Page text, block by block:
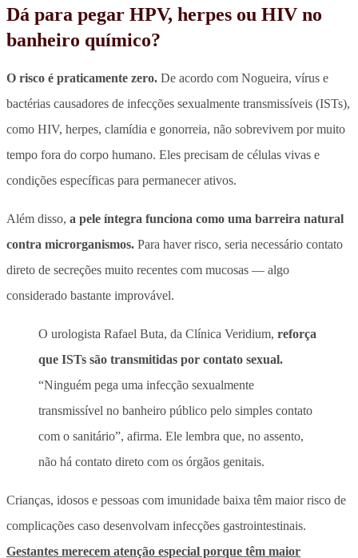
Dá para pegar HPV, herpes ou HIV no
banheiro químico?
O risco é praticamente zero. De acordo com Nogueira, vírus e
bactérias causadores de infecções sexualmente transmissíveis (ISTs),
como HIV, herpes, clamídia e gonorreia, não sobrevivem por muito
tempo fora do corpo humano. Eles precisam de células vivas e
condições específicas para permanecer ativos.
Além disso, a pele íntegra funciona como uma barreira natural
contra microrganismos. Para haver risco, seria necessário contato
direto de secreções muito recentes com mucosas — algo
considerado bastante improvável.
O urologista Rafael Buta, da Clínica Veridium, reforça
que ISTs são transmitidas por contato sexual.
“Ninguém pega uma infecção sexualmente
transmissível no banheiro público pelo simples contato
com o sanitário”, afirma. Ele lembra que, no assento,
não há contato direto com os órgãos genitais.
Crianças, idosos e pessoas com imunidade baixa têm maior risco de
complicações caso desenvolvam infecções gastrointestinais.
Gestantes merecem atenção especial porque têm maior